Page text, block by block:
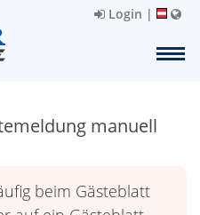
Login |
manuell
beim Gästeblatt